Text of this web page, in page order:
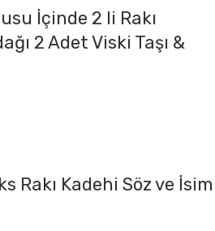
İçinde 2 li Rakı
2 Adet Viski Taşı &
Rakı Kadehi Söz ve İsim